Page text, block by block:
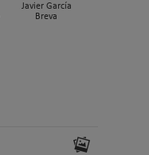
Javier García
Breva